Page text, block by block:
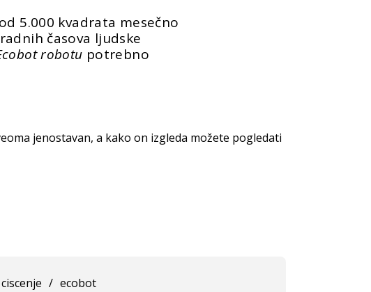
5.000 kvadrata mesečno
časova ljudske
robotu potrebno
jenostavan, a kako on izgleda možete pogledati
ciscenje / ecobot